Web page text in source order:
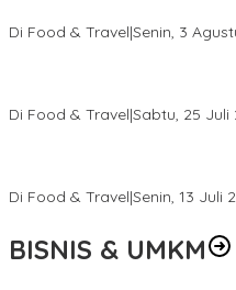
Di Food & Travel|Senin, 3
Di Food & Travel|Sabtu, 25 Juli
Di Food & Travel|Senin, 13 Juli
BISNIS & UMKM